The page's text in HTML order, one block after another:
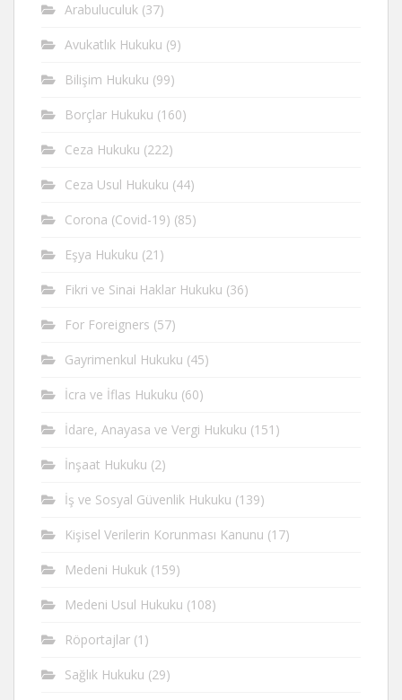
Arabuluculuk (37)
Avukatlık Hukuku (9)
Bilişim Hukuku (99)
Borçlar Hukuku (160)
Ceza Hukuku (222)
Ceza Usul Hukuku (44)
Corona (Covid-19) (85)
Eşya Hukuku (21)
Fikri ve Sinai Haklar Hukuku (36)
For Foreigners (57)
Gayrimenkul Hukuku (45)
İcra ve İflas Hukuku (60)
İdare, Anayasa ve Vergi Hukuku (151)
İnşaat Hukuku (2)
İş ve Sosyal Güvenlik Hukuku (139)
Kişisel Verilerin Korunması Kanunu (17)
Medeni Hukuk (159)
Medeni Usul Hukuku (108)
Röportajlar (1)
Sağlık Hukuku (29)